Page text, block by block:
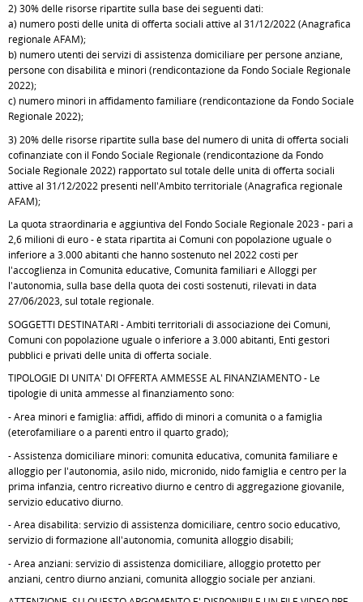
2) 30% delle risorse ripartite sulla base dei seguenti dati:
a) numero posti delle unità di offerta sociali attive al 31/12/2022 (Anagrafica
regionale AFAM);
b) numero utenti dei servizi di assistenza domiciliare per persone anziane,
persone con disabilità e minori (rendicontazione da Fondo Sociale Regionale
2022);
c) numero minori in affidamento familiare (rendicontazione da Fondo Sociale
Regionale 2022);
3) 20% delle risorse ripartite sulla base del numero di unità di offerta sociali
cofinanziate con il Fondo Sociale Regionale (rendicontazione da Fondo
Sociale Regionale 2022) rapportato sul totale delle unità di offerta sociali
attive al 31/12/2022 presenti nell'Ambito territoriale (Anagrafica regionale
AFAM);
La quota straordinaria e aggiuntiva del Fondo Sociale Regionale 2023 - pari a
2,6 milioni di euro - è stata ripartita ai Comuni con popolazione uguale o
inferiore a 3.000 abitanti che hanno sostenuto nel 2022 costi per
l'accoglienza in Comunità educative, Comunità familiari e Alloggi per
l'autonomia, sulla base della quota dei costi sostenuti, rilevati in data
27/06/2023, sul totale regionale.
SOGGETTI DESTINATARI - Ambiti territoriali di associazione dei Comuni,
Comuni con popolazione uguale o inferiore a 3.000 abitanti, Enti gestori
pubblici e privati delle unità di offerta sociale.
TIPOLOGIE DI UNITA' DI OFFERTA AMMESSE AL FINANZIAMENTO - Le
tipologie di unità ammesse al finanziamento sono:
- Area minori e famiglia: affidi, affido di minori a comunità o a famiglia
(eterofamiliare o a parenti entro il quarto grado);
- Assistenza domiciliare minori: comunità educativa, comunità familiare e
alloggio per l'autonomia, asilo nido, micronido, nido famiglia e centro per la
prima infanzia, centro ricreativo diurno e centro di aggregazione giovanile,
servizio educativo diurno.
- Area disabilità: servizio di assistenza domiciliare, centro socio educativo,
servizio di formazione all'autonomia, comunità alloggio disabili;
- Area anziani: servizio di assistenza domiciliare, alloggio protetto per
anziani, centro diurno anziani, comunità alloggio sociale per anziani.